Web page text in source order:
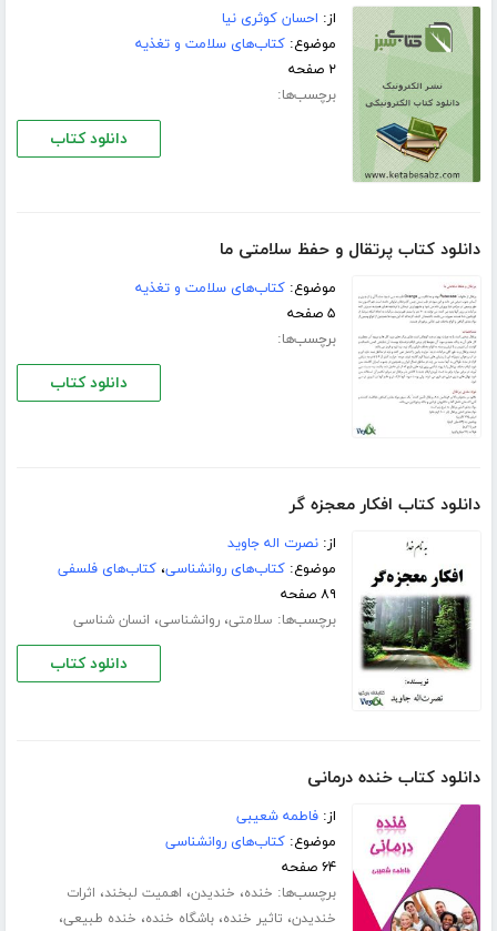
از: احسان کوثری نیا
موضوع:کتاب‌های سلامت و تغذیه
۲ صفحه
برچسب‌ها:
دانلود کتاب
دانلود کتاب پرتقال و حفظ سلامتی ما
موضوع:کتاب‌های سلامت و تغذیه
۵ صفحه
برچسب‌ها:
دانلود کتاب
دانلود کتاب افکار معجزه گر
از:نصرت اله جاوید
موضوع:کتاب‌های روانشناسی،کتاب‌های فلسفی
۸۹ صفحه
برچسب‌ها: سلامتی،روانشناسی، انسان شناسی
دانلود کتاب
دانلود کتاب خنده درمانی
از:فاطمه شعیبی
موضوع:کتاب‌های روانشناسی
۶۴ صفحه
برچسب‌ها: خنده، خندیدن، اهمیت لبخند، اثرات
خندیدن، تاثیر خنده،باشگاه خنده، خنده طبیعی،